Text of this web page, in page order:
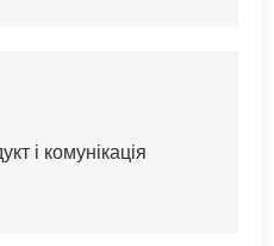
і комунікація